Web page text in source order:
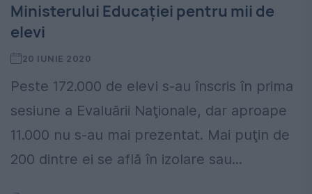
Ministerului Educației pentru mii de
elevi
20 IUNIE 2020
Peste 172.000 de elevi s-au înscris în prima
sesiune a Evaluării Naţionale, dar aproape
11.000 nu s-au mai prezentat. Mai puţin de
200 dintre ei se află în izolare sau...